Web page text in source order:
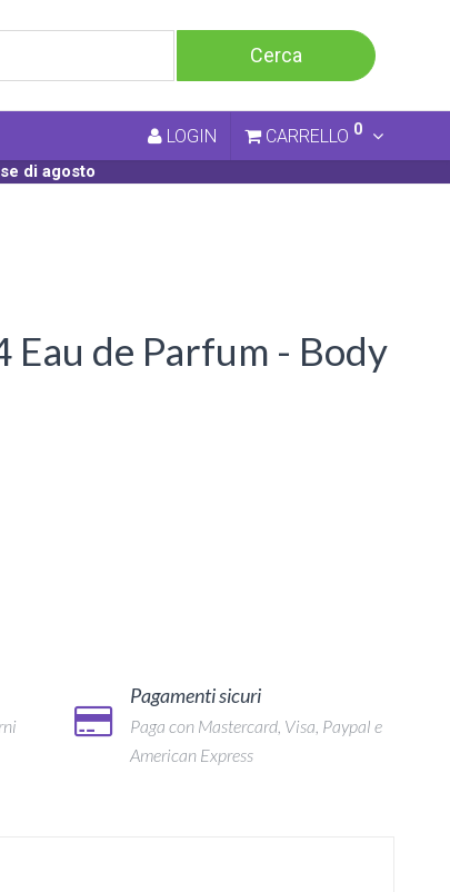
LOGIN CARRELLO 0
di agosto
Eau de Parfum - Body
Pagamenti sicuri
Paga con Mastercard, Visa, Paypal e
American Express